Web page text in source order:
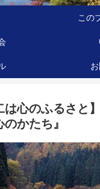
この
は心のふるさと
のかたち』